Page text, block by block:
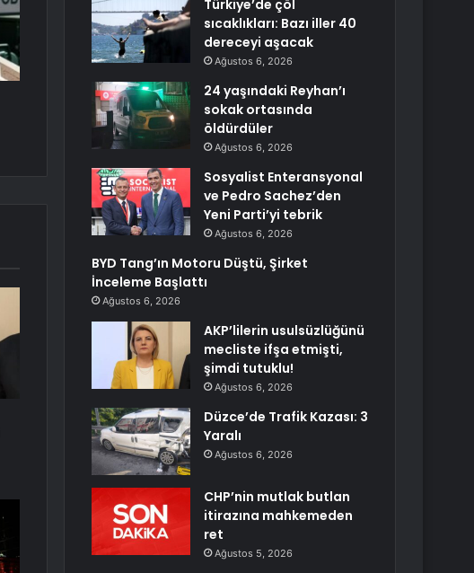
Türkiye’de çöl
sıcaklıkları: Bazı iller 40
dereceyi aşacak
Ağustos 6, 2026
24 yaşındaki Reyhan’ı
sokak ortasında
öldürdüler
Ağustos 6, 2026
Sosyalist Enteransyonal
ve Pedro Sachez’den
Yeni Parti’yi tebrik
Ağustos 6, 2026
BYD Tang’ın Motoru Düştü, Şirket
İnceleme Başlattı
Ağustos 6, 2026
AKP’lilerin usulsüzlüğünü
mecliste ifşa etmişti,
şimdi tutuklu!
Ağustos 6, 2026
Düzce’de Trafik Kazası: 3
Yaralı
Ağustos 6, 2026
CHP’nin mutlak butlan
itirazına mahkemeden
ret
Ağustos 5, 2026